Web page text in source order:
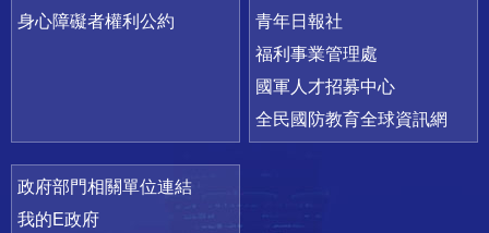
身心障礙者權利公約
青年日報社
福利事業管理處
國軍人才招募中心
全民國防教育全球資訊網
政府部門相關單位連結
我的E政府